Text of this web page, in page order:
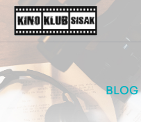
BLOG